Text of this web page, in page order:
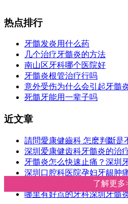
了解更多
了解更多
热点排行
牙髓发炎用什么药
几个治疗牙髓炎的方法
南山区牙科哪个医院好
牙髓炎根管治疗行吗
意外受伤为什么会引起牙髓
死髓牙能用一辈子吗
近文章
請問愛康健齒科 怎麽判斷是
深圳爱康健齿科牙髓炎的治
牙髓炎怎么快速止痛？深圳
深圳口腔科医院孕妇牙龈肿
深圳爱康健连锁齿科牙髓炎
哪里有好点的牙科深圳牙髓